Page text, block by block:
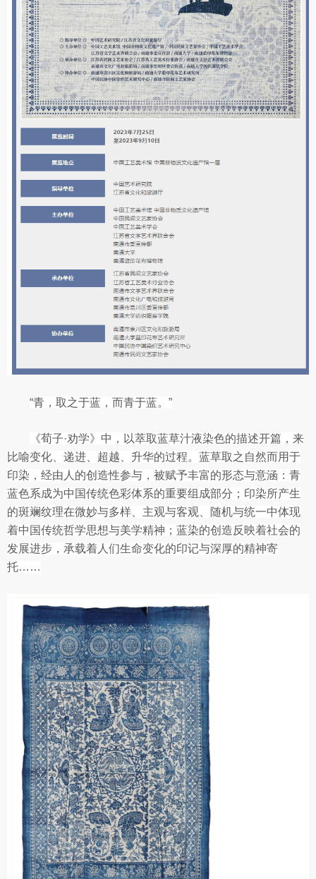
“青，取之于蓝，而青于蓝。”
《荀子·劝学》中，以萃取蓝草汁液染色的描述开篇，来
比喻变化、递进、超越、升华的过程。蓝草取之自然而用于
印染，经由人的创造性参与，被赋予丰富的形态与意涵：青
蓝色系成为中国传统色彩体系的重要组成部分；印染所产生
的斑斓纹理在微妙与多样、主观与客观、随机与统一中体现
着中国传统哲学思想与美学精神；蓝染的创造反映着社会的
发展进步，承载着人们生命变化的印记与深厚的精神寄
托……